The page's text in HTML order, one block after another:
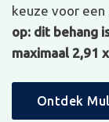
keuze voor
op: dit behang
maximaal 2,91
Ontdek